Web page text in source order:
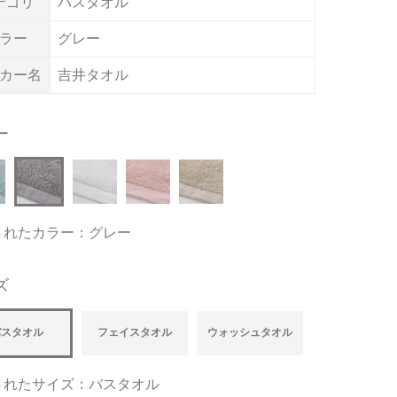
ー グレー
ー名 吉井タオル
れたカラー：グレー
タオル フェイスタオル ウォッシュタオル
れたサイズ：バスタオル